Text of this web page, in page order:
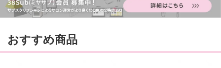
おすすめ商品